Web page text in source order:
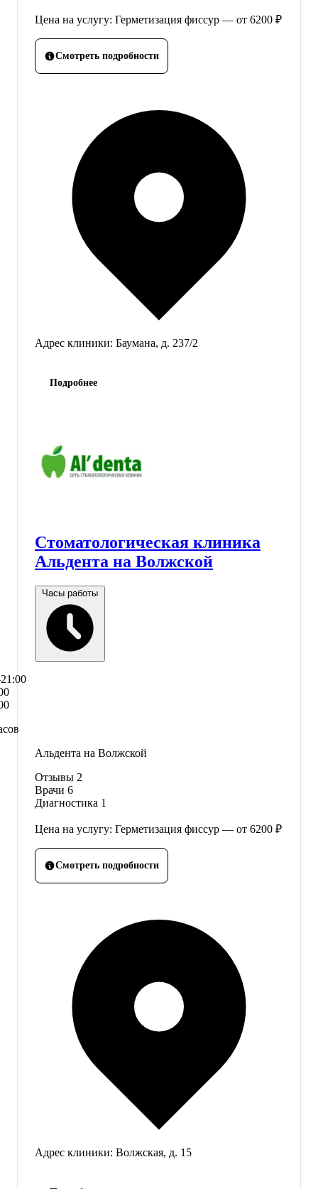
Цена на услугу: Герметизация фиссур — от 6200 ₽
Смотреть подробности
Адрес клиники: Баумана, д. 237/2
Подробнее
Стоматологическая клиника
Альдента на Волжской
Часы работы
Альдента на Волжской
Отзывы 2
Врачи 6
Диагностика 1
Цена на услугу: Герметизация фиссур — от 6200 ₽
Смотреть подробности
Адрес клиники: Волжская, д. 15